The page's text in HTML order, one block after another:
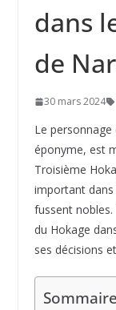
dans
de
30 mars 2024
Le personnage
éponyme, est
Troisième
important dans
fussent
du Hokage
ses décisions
Sommaire